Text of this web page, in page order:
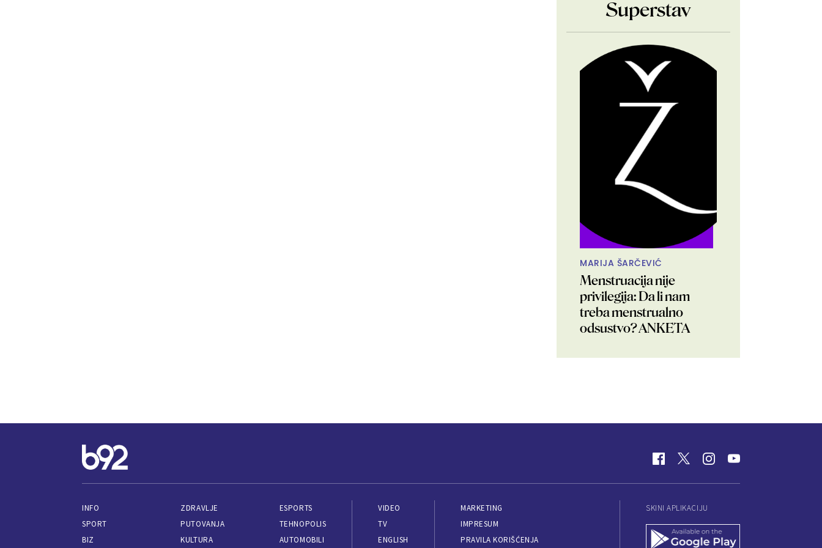
Superstav
MARIJA ŠARČEVIĆ
Menstruacija nije
privilegija: Da li nam
treba menstrualno
odsustvo? ANKETA
INFO
SPORT
BIZ
ZDRAVLJE
PUTOVANJA
KULTURA
ESPORTS
TEHNOPOLIS
AUTOMOBILI
VIDEO
TV
ENGLISH
MARKETING
IMPRESUM
PRAVILA KORIŠĆENJA
SKINI APLIKACIJU